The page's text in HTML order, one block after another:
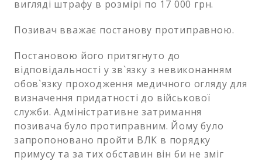
вигляді штрафу в розмірі по 17 000 грн.
Позивач вважає постанову протиправною.
Постановою його притягнуто до
відповідальності у зв`язку з невиконанням
обов`язку проходження медичного огляду для
визначення придатності до військової
служби. Адміністративне затримання
позивача було протиправним. Йому було
запропоновано пройти ВЛК в порядку
примусу та за тих обставин він би не зміг